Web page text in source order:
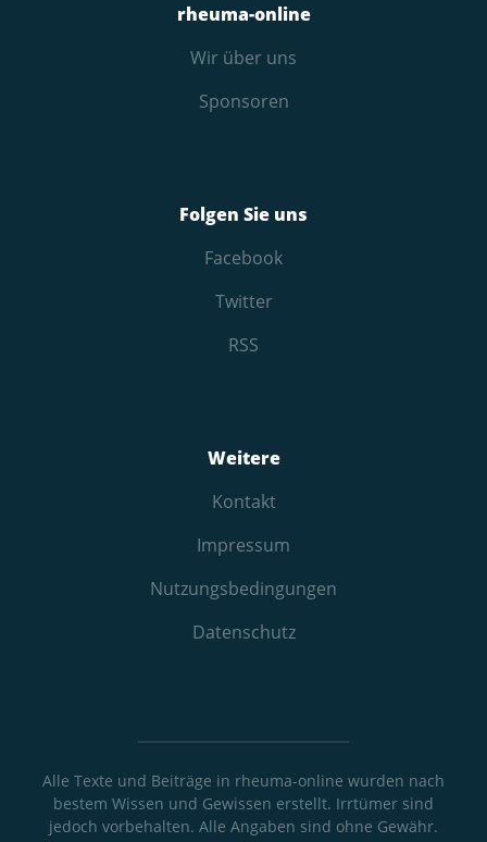
rheuma-online
Wir über uns
Sponsoren
Folgen Sie uns
Facebook
Twitter
RSS
Weitere
Kontakt
Impressum
Nutzungs­bedingungen
Datenschutz
Alle Texte und Beiträge in rheuma-online wurden nach
bestem Wissen und Gewissen erstellt. Irrtümer sind
jedoch vorbehalten. Alle Angaben sind ohne Gewähr.